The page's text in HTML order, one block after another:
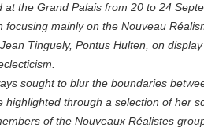
the Grand Palais from 20 to 24
mainly on the Nouveau
Tinguely, Pontus Hulten, on
sought to blur the boundaries
through a selection of her
of the Nouveaux Réalistes